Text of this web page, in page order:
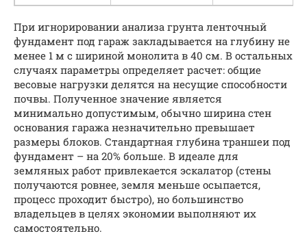
При игнорировании анализа грунта ленточный
фундамент под гараж закладывается на глубину не
менее 1 м с шириной монолита в 40 см. В остальных
случаях параметры определяет расчет: общие
весовые нагрузки делятся на несущие способности
почвы. Полученное значение является
минимально допустимым, обычно ширина стен
основания гаража незначительно превышает
размеры блоков. Стандартная глубина траншеи под
фундамент – на 20% больше. В идеале для
земляных работ привлекается эскалатор (стены
получаются ровнее, земля меньше осыпается,
процесс проходит быстро), но большинство
владельцев в целях экономии выполняют их
самостоятельно.